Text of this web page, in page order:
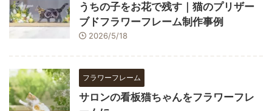
うちの子をお花で残す｜猫のプリザー
ブドフラワーフレーム制作事例
2026/5/18
フラワーフレーム
サロンの看板猫ちゃんをフラワーフレ